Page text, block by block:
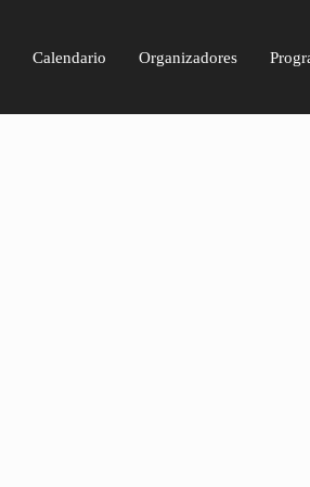
Calendario Organizadores